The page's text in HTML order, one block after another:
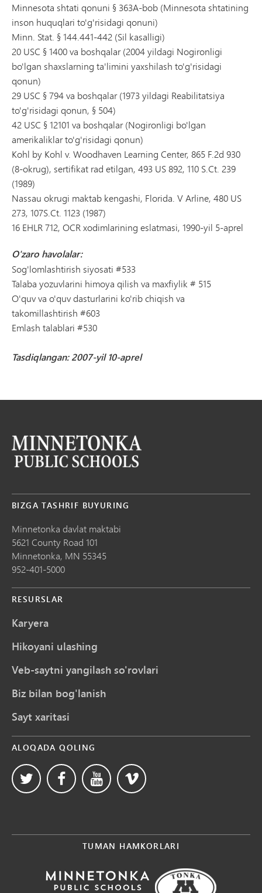
Minnesota shtati qonuni § 363A-bob (Minnesota shtatining
inson huquqlari to'g'risidagi qonuni)
Minn. Stat. § 144.441-442 (Sil kasalligi)
20 USC § 1400 va boshqalar (2004 yildagi Nogironligi
bo'lgan shaxslarning ta'limini yaxshilash to'g'risidagi
qonun)
29 USC § 794 va boshqalar (1973 yildagi Reabilitatsiya
to'g'risidagi qonun, § 504)
42 USC § 12101 va boshqalar (Nogironligi bo'lgan
amerikaliklar to'g'risidagi qonun)
Kohl by Kohl v. Woodhaven Learning Center, 865 F.2d 930
(8-okrug), sertifikat rad etilgan, 493 US 892, 110 S.Ct. 239
(1989)
Nassau okrugi maktab kengashi, Florida. V Arline, 480 US
273, 107S.Ct. 1123 (1987)
16 EHLR 712, OCR xodimlarining eslatmasi, 1990-yil 5-aprel
O'zaro havolalar:
Sog'lomlashtirish siyosati #533
Talaba yozuvlarini himoya qilish va maxfiylik # 515
O'quv va o'quv dasturlarini ko'rib chiqish va
takomillashtirish #603
Emlash talablari #530
Tasdiqlangan: 2007-yil 10-aprel
BIZGA TASHRIF BUYURING
Minnetonka davlat maktabi
5621 County Road 101
Minnetonka, MN 55345
952-401-5000
RESURSLAR
Karyera
Hikoyani ulashing
Veb-saytni yangilash so'rovlari
Biz bilan bog'lanish
Sayt xaritasi
ALOQADA QOLING
TUMAN HAMKORLARI